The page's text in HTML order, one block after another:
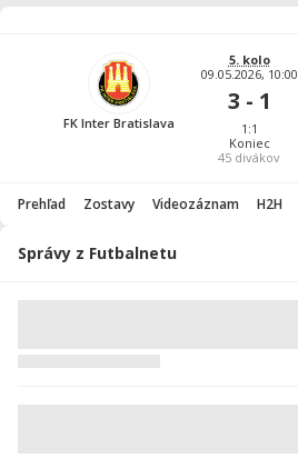
FK Inter Bratislava
5. kolo
09.05.2026, 10:00
3 - 1
1:1
Koniec
45 divákov
Prehľad Zostavy Videozáznam H2H
Správy z Futbalnetu